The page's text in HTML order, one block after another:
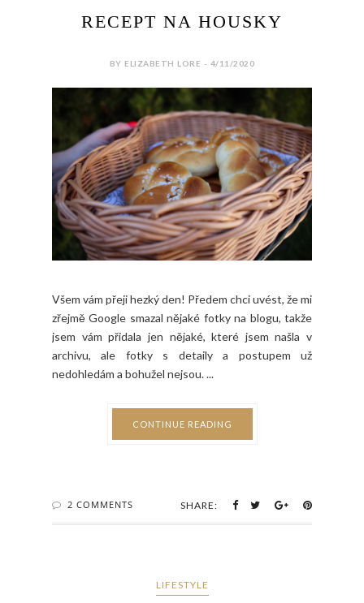
RECEPT NA HOUSKY
BY ELIZABETH LORE - 4/11/2020
Všem vám přeji hezký den! Předem chci uvést, že mi
zřejmě Google smazal nějaké fotky na blogu, takže
jsem vám přidala jen nějaké, které jsem našla v
archivu, ale fotky s detaily a postupem už
nedohledám a bohužel nejsou. ...
CONTINUE READING
2 COMMENTS SHARE:
LIFESTYLE